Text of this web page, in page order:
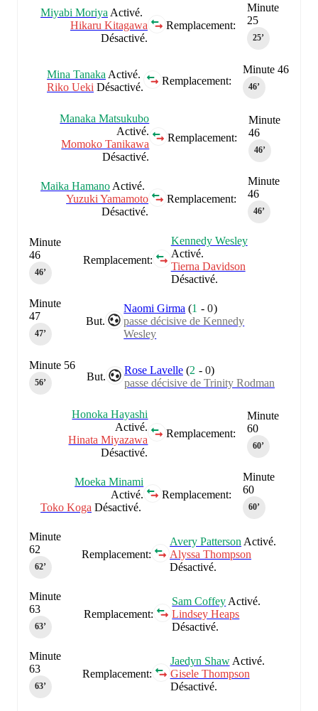
Minute
25
25‎’‎
Remplacement:
Miyabi Moriya Activé.
Hikaru Kitagawa
Désactivé.
Minute 46
46‎’‎
Remplacement:
Mina Tanaka Activé.
Riko Ueki Désactivé.
Minute
46
46‎’‎
Remplacement:
Manaka Matsukubo
Activé.
Momoko Tanikawa
Désactivé.
Minute
46
46‎’‎
Remplacement:
Maika Hamano Activé.
Yuzuki Yamamoto
Désactivé.
Remplacement:
Kennedy Wesley
Activé.
Tierna Davidson
Désactivé.
Minute
46
46‎’‎
But.
Naomi Girma (1 -0)
passe décisive de Kennedy
Wesley
Minute
47
47‎’‎
But.
Rose Lavelle (2 -0)
passe décisive de Trinity Rodman
Minute 56
56‎’‎
Minute
60
60‎’‎
Remplacement:
Honoka Hayashi
Activé.
Hinata Miyazawa
Désactivé.
Minute
60
60‎’‎
Remplacement:
Moeka Minami
Activé.
Toko Koga Désactivé.
Remplacement:
Avery Patterson Activé.
Alyssa Thompson
Désactivé.
Minute
62
62‎’‎
Remplacement:
Sam Coffey Activé.
Lindsey Heaps
Désactivé.
Minute
63
63‎’‎
Remplacement:
Jaedyn ShawActivé.
Gisele Thompson
Désactivé.
Minute
63
63‎’‎